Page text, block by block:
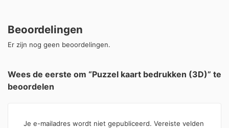
Beoordelingen
Er zijn nog geen beoordelingen.
Wees de eerste om “Puzzel kaart bedrukken (3D)” te
beoordelen
Je e-mailadres wordt niet gepubliceerd. Vereiste velden